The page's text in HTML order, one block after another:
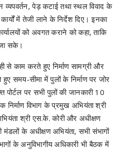
पेड़ कटाई तथा स्थल विवाद के
में तेजी लाने के निर्देश दिए। इनका
को अवगत कराने को कहा, ताकि
सके।
से काम करते हुए निर्माण सामग्री और
हुए समय-सीमा में पुलों के निर्माण पर जोर
पोर्टल पर सभी पुलों की जानकारी 10
विभाग के प्रमुख अभियंता श्री
श्री एस.के. कोरी और अधीक्षण
मंडलों के अधीक्षण अभियंता, सभी संभागों
के अनुविभागीय अधिकारी भी बैठक में